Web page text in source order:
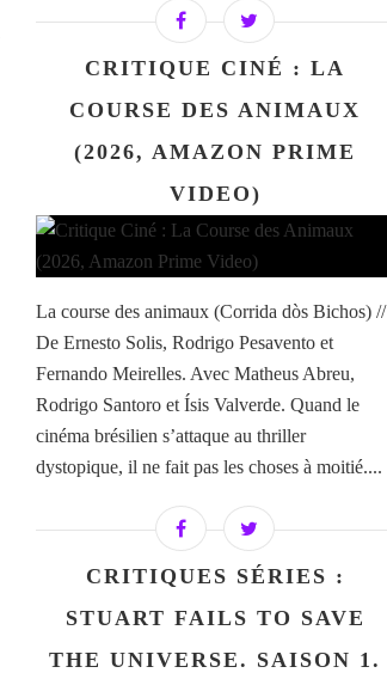
CRITIQUE CINÉ : LA
COURSE DES ANIMAUX
(2026, AMAZON PRIME
VIDEO)
La course des animaux (Corrida dòs Bichos) //
De Ernesto Solis, Rodrigo Pesavento et
Fernando Meirelles. Avec Matheus Abreu,
Rodrigo Santoro et Ísis Valverde. Quand le
cinéma brésilien s’attaque au thriller
dystopique, il ne fait pas les choses à moitié....
CRITIQUES SÉRIES :
STUART FAILS TO SAVE
THE UNIVERSE. SAISON 1.